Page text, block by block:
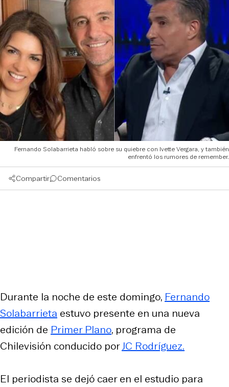
Fernando Solabarrieta habló sobre su quiebre con Ivette Vergara, y también
enfrentó los rumores de remember.
Compartir Comentarios
Durante la noche de este domingo, Fernando
Solabarrieta estuvo presente en una nueva
edición de Primer Plano, programa de
Chilevisión conducido porJC Rodríguez.
El periodista se dejó caer en el estudio para